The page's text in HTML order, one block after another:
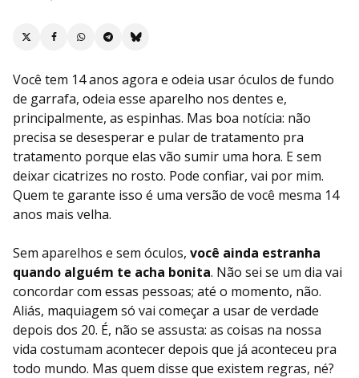
Você tem 14 anos agora e odeia usar óculos de fundo
de garrafa, odeia esse aparelho nos dentes e,
principalmente, as espinhas. Mas boa notícia: não
precisa se desesperar e pular de tratamento pra
tratamento porque elas vão sumir uma hora. E sem
deixar cicatrizes no rosto. Pode confiar, vai por mim.
Quem te garante isso é uma versão de você mesma 14
anos mais velha.
Sem aparelhos e sem óculos, você ainda estranha
quando alguém te acha bonita. Não sei se um dia vai
concordar com essas pessoas; até o momento, não.
Aliás, maquiagem só vai começar a usar de verdade
depois dos 20. É, não se assusta: as coisas na nossa
vida costumam acontecer depois que já aconteceu pra
todo mundo. Mas quem disse que existem regras, né?